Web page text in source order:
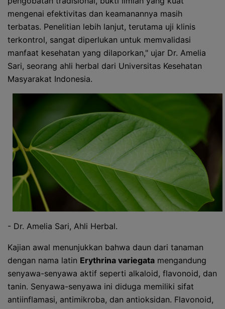
mengenai efektivitas dan keamanannya masih
terbatas. Penelitian lebih lanjut, terutama uji klinis
terkontrol, sangat diperlukan untuk memvalidasi
manfaat kesehatan yang dilaporkan," ujar Dr. Amelia
Sari, seorang ahli herbal dari Universitas Kesehatan
Masyarakat Indonesia.
- Dr. Amelia Sari, Ahli Herbal.
Kajian awal menunjukkan bahwa daun dari tanaman
dengan nama latin Erythrina variegata mengandung
senyawa-senyawa aktif seperti alkaloid, flavonoid, dan
tanin. Senyawa-senyawa ini diduga memiliki sifat
antiinflamasi, antimikroba, dan antioksidan. Flavonoid,